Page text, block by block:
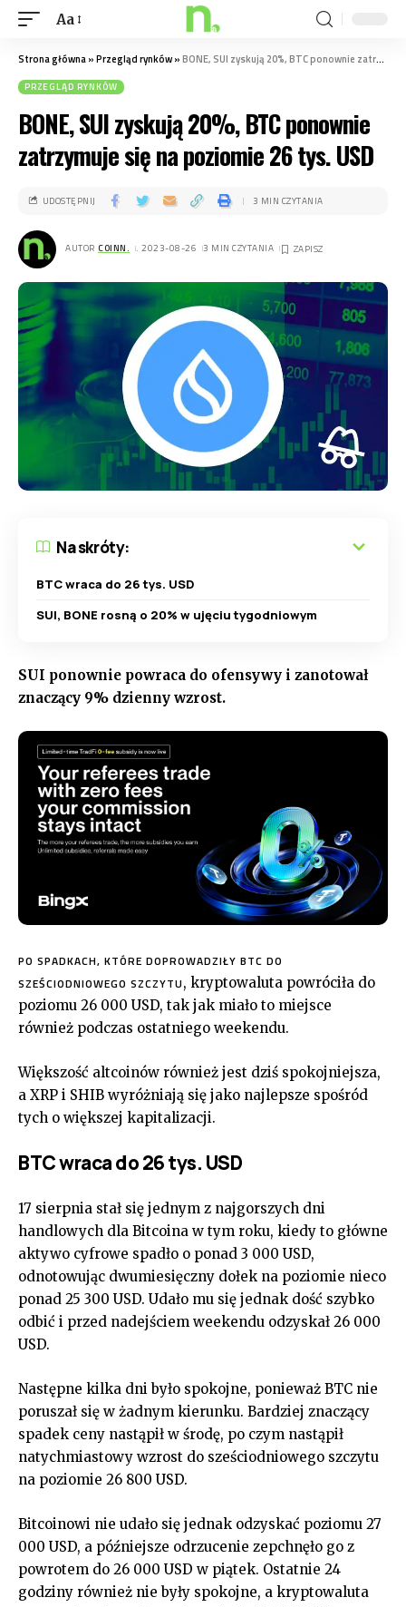
Aa
Strona główna»Przegląd rynków»BONE, SUI zyskują 20%, BTC ponownie zatrzymuje się na poziomie 26 tys. USD
PRZEGLĄD RYNKÓW
BONE, SUI zyskują 20%, BTC ponownie
zatrzymuje się na poziomie 26 tys. USD
AUTOR COINN. . 2023-08-26 3 MIN CZYTANIA
UDOSTĘPNIJ 3 MIN CZYTANIA
Na skróty:
BTC wraca do 26 tys. USD
SUI, BONE rosną o 20% w ujęciu tygodniowym
SUI ponownie powraca do ofensywy i zanotował
znaczący 9% dzienny wzrost.
PO SPADKACH, KTÓRE DOPROWADZIŁY BTC DO
SZEŚCIODNIOWEGO SZCZYTU, kryptowaluta powróciła do
poziomu 26 000 USD, tak jak miało to miejsce
również podczas ostatniego weekendu.
Większość altcoinów również jest dziś spokojniejsza,
a XRP i SHIB wyróżniają się jako najlepsze spośród
tych o większej kapitalizacji.
BTC wraca do 26 tys. USD
17 sierpnia stał się jednym z najgorszych dni
handlowych dla Bitcoina w tym roku, kiedy to główne
aktywo cyfrowe spadło o ponad 3 000 USD,
odnotowując dwumiesięczny dołek na poziomie nieco
ponad 25 300 USD. Udało mu się jednak dość szybko
odbić i przed nadejściem weekendu odzyskał 26 000
USD.
Następne kilka dni było spokojne, ponieważ BTC nie
poruszał się w żadnym kierunku. Bardziej znaczący
spadek ceny nastąpił w środę, po czym nastąpił
natychmiastowy wzrost do sześciodniowego szczytu
na poziomie 26 800 USD.
Bitcoinowi nie udało się jednak odzyskać poziomu 27
000 USD, a późniejsze odrzucenie zepchnęło go z
powrotem do 26 000 USD w piątek. Ostatnie 24
godziny również nie były spokojne, a kryptowaluta